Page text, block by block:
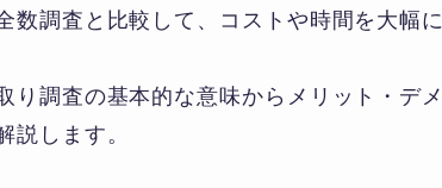
数調査と比較して、コストや時間を大幅
り調査の基本的な意味からメリット・デ
します。